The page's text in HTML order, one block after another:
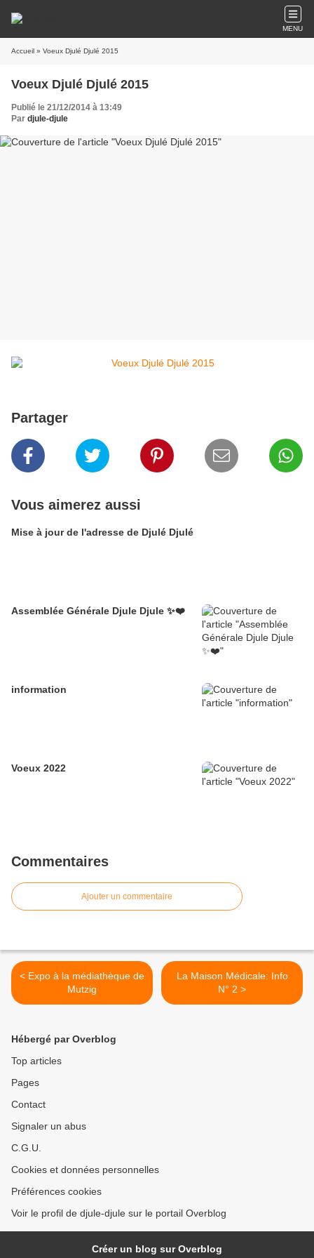
MENU
Accueil » Voeux Djulé Djulé 2015
Voeux Djulé Djulé 2015
Publié le 21/12/2014 à 13:49
Par djule-djule
Partager
Vous aimerez aussi
Mise à jour de l'adresse de Djulé Djulé
Assemblée Générale Djule Djule ✨❤️
information
Voeux 2022
Commentaires
Ajouter un commentaire
< Expo à la médiathèque de
Mutzig
La Maison Médicale: Info
N° 2 >
Hébergé par Overblog
Top articles
Pages
Contact
Signaler un abus
C.G.U.
Cookies et données personnelles
Préférences cookies
Voir le profil de djule-djule sur le portail Overblog
Créer un blog sur Overblog